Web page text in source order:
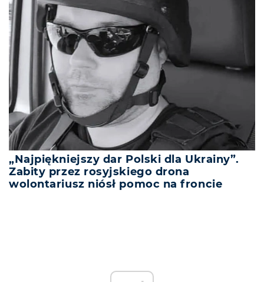
„Najpiękniejszy dar Polski dla Ukrainy”.
Zabity przez rosyjskiego drona
wolontariusz niósł pomoc na froncie